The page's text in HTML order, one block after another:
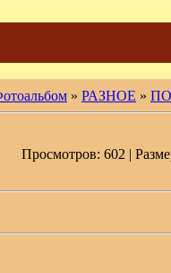
» РАЗНОЕ »
Просмотров: 602 |